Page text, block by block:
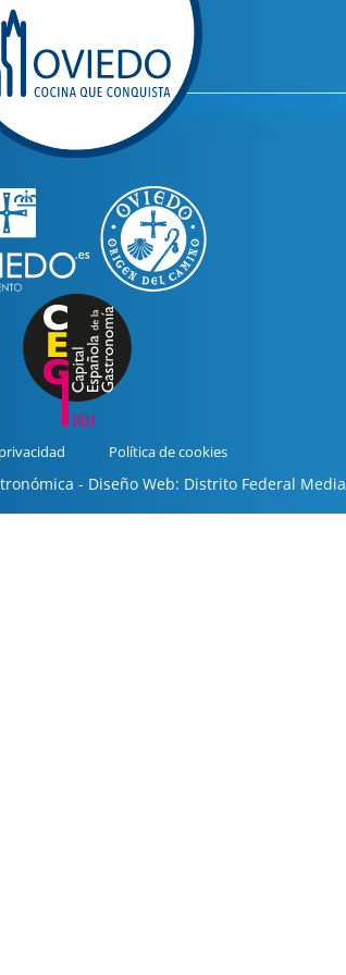
Política de cookies
- Diseño Web: Distrito Federal Media